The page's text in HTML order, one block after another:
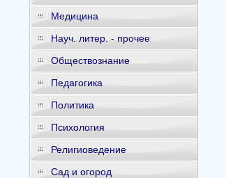
Медицина
Науч. литер. - прочее
Обществознание
Педагогика
Политика
Психология
Религиоведение
Сад и огород